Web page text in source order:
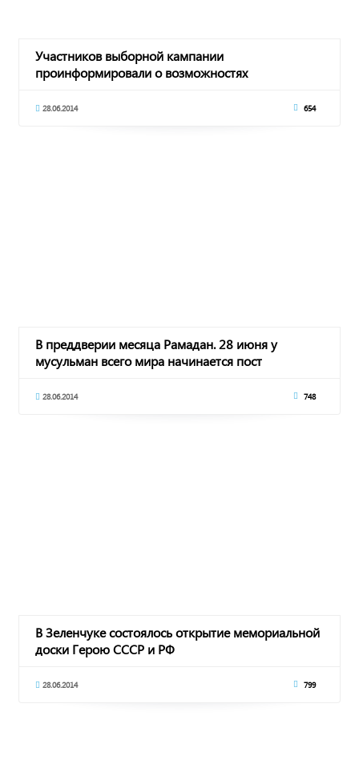
Участников выборной кампании
проинформировали о возможностях
28.06.2014 654
В преддверии месяца Рамадан. 28 июня у
мусульман всего мира начинается пост
28.06.2014 748
В Зеленчуке состоялось открытие мемориальной
доски Герою СССР и РФ
28.06.2014 799